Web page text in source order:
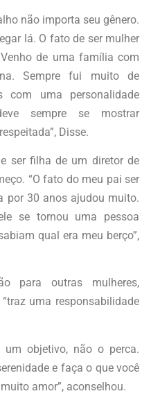
não importa seu gênero.
lá. O fato de ser mulher
de uma família com
Sempre fui muito de
com uma personalidade
sempre se mostrar
Disse.
ser filha de um diretor de
“O fato do meu pai ser
por 30 anos ajudou muito.
se tornou uma pessoa
qual era meu berço”,
para outras mulheres,
uma responsabilidade
um objetivo, não o perca.
e faça o que você
amor”, aconselhou.